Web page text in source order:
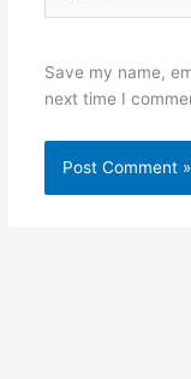
Save my name,
next time I